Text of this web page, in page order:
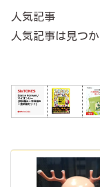
人気記事
人気記事は見つ